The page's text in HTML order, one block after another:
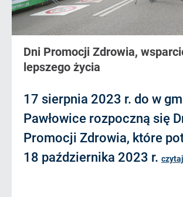
Dni Promocji Zdrowia,
lepszego życia
17 sierpnia 2023 r. do w
Pawłowice rozpoczną się
Promocji Zdrowia, które
18 października 2023 r.